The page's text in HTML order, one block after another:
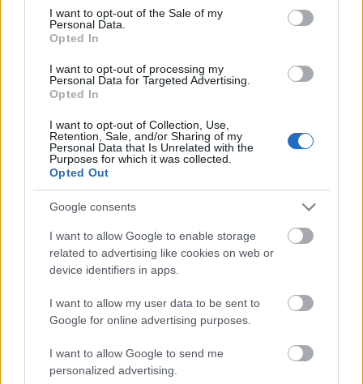
consent section.
I want to opt-out of the Sale of my
Personal Data.
Opted In
I want to opt-out of processing my
Personal Data for Targeted Advertising.
Opted In
I want to opt-out of Collection, Use,
Retention, Sale, and/or Sharing of my
Personal Data that Is Unrelated with the
Purposes for which it was collected.
Opted Out
Google consents
I want to allow Google to enable storage
related to advertising like cookies on web or
device identifiers in apps.
I want to allow my user data to be sent to
Google for online advertising purposes.
I want to allow Google to send me
personalized advertising.
2009 nyarán tovább folytattuk Európa legnagyobb
bödönhajó temetőjének kutatását. A Magyar
Régészeti és Művészettörténeti Társulat
Búvárrégészeti Szakosztályának csapata az
Argonauta Program keretében két hetet töltött
Drávatamásiban, ahol folytattuk a 2006 óta
kutatott…
Kelta aranyérmek a Pozsonyi Várban
Több mint tucatnyi ókori arany és ezüst érem került
régészeti feltárások során. A leletekről számos színes
riport jelent meg a szlovák hírportálokon, azonban
aranyáról" írtak…